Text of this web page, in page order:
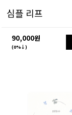
심플 리프
90,000원
(0%↓)